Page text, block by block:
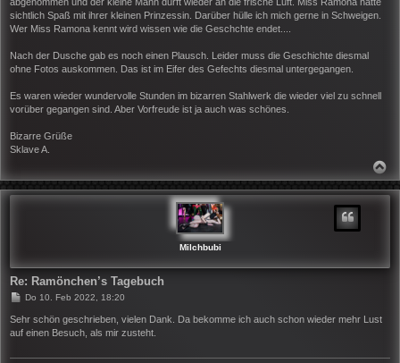
sichtlich Spaß mit ihrer kleinen Prinzessin. Darüber hülle ich mich gerne in Schweigen.
Wer Miss Ramona kennt wird wissen wie die Geschchte endet....
Nach der Dusche gab es noch einen Plausch. Leider muss die Geschichte diesmal
ohne Fotos auskommen. Das ist im Eifer des Gefechts diesmal untergegangen.
Es waren wieder wundervolle Stunden im bizarren Stahlwerk die wieder viel zu schnell
vorüber gegangen sind. Aber Vorfreude ist ja auch was schönes.
Bizarre Grüße
Sklave A.
C
Milchbubi
Re: Ramönchen’s Tagebuch
B
i
t
r
g
Do 10. Feb 2022, 18:20
Sehr schön geschrieben, vielen Dank. Da bekomme ich auch schon wieder mehr Lust
auf einen Besuch, als mir zusteht.